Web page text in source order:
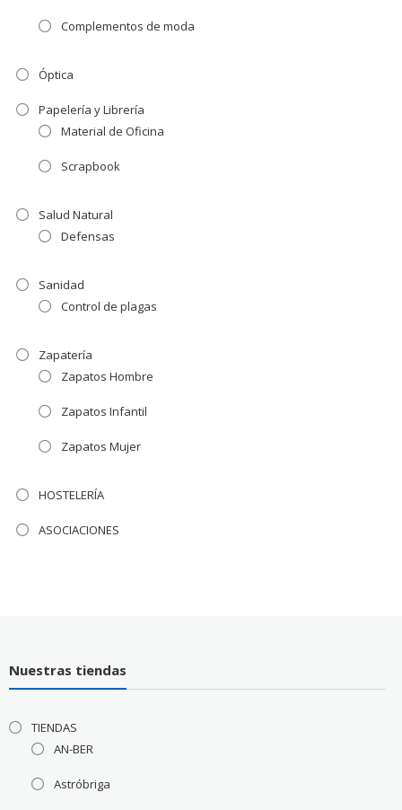
Complementos de moda
Óptica
Papelería y Librería
Material de Oficina
Scrapbook
Salud Natural
Defensas
Sanidad
Control de plagas
Zapatería
Zapatos Hombre
Zapatos Infantil
Zapatos Mujer
HOSTELERÍA
ASOCIACIONES
Nuestras tiendas
TIENDAS
AN-BER
Astróbriga